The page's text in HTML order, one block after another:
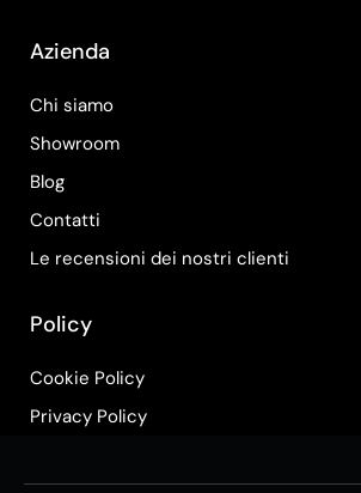
Azienda
Chi siamo
Showroom
Blog
Contatti
Le recensioni dei nostri clienti
Policy
Cookie Policy
Privacy Policy